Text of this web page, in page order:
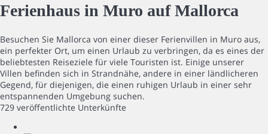
Ferienhaus in Muro auf Mallorca
Besuchen Sie Mallorca von einer dieser Ferienvillen in Muro aus,
ein perfekter Ort, um einen Urlaub zu verbringen, da es eines der
beliebtesten Reiseziele für viele Touristen ist. Einige unserer
Villen befinden sich in Strandnähe, andere in einer ländlicheren
Gegend, für diejenigen, die einen ruhigen Urlaub in einer sehr
entspannenden Umgebung suchen.
729 veröffentlichte Unterkünfte